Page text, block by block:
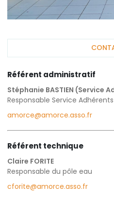
Référent administratif
Stéphanie BASTIEN (Service
Responsable Service
amorce@amorce.asso.fr
Référent technique
Claire FORITE
Responsable du pôle eau
cforite@amorce.asso.fr